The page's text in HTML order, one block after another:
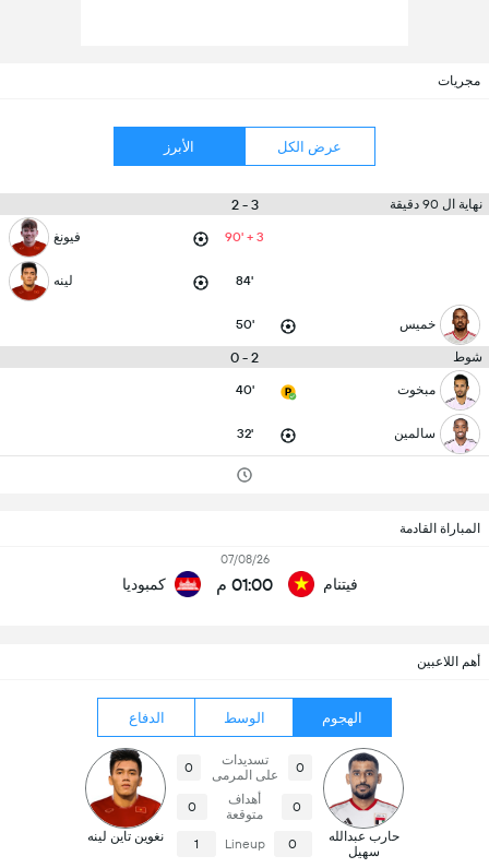
مجريات
عرض الكل الأبرز
نهاية ال 90 دقيقة 3 - 2
90' + 3 فيونغ
84' لينه
خميس 50'
شوط 2 - 0
مبخوت 40'
سالمين 32'
المباراة القادمة
فيتنام
07/08/26
01:00 م كمبوديا
أهم اللاعبين
الهجوم الوسط الدفاع
حارب عبدالله
سهيل
0
تسديدات
على المرمى
0
0
أهداف
متوقعة
0
0
Lineup
1 نغوين تاين لينه